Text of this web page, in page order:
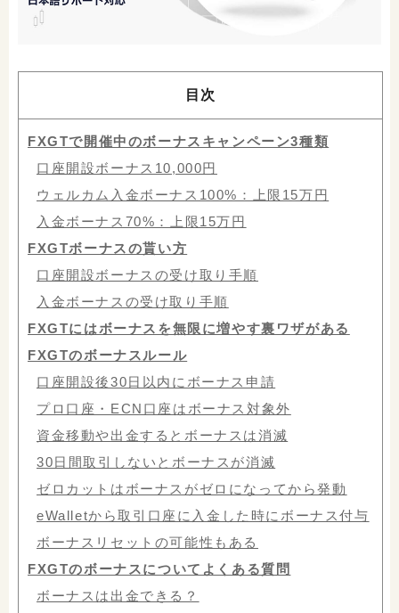
目次
FXGTで開催中のボーナスキャンペーン3種類
口座開設ボーナス10,000円
ウェルカム入金ボーナス100%：上限15万円
入金ボーナス70%：上限15万円
FXGTボーナスの貰い方
口座開設ボーナスの受け取り手順
入金ボーナスの受け取り手順
FXGTにはボーナスを無限に増やす裏ワザがある
FXGTのボーナスルール
口座開設後30日以内にボーナス申請
プロ口座・ECN口座はボーナス対象外
資金移動や出金するとボーナスは消滅
30日間取引しないとボーナスが消滅
ゼロカットはボーナスがゼロになってから発動
eWalletから取引口座に入金した時にボーナス付与
ボーナスリセットの可能性もある
FXGTのボーナスについてよくある質問
ボーナスは出金できる？